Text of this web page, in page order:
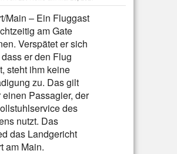
Main – Ein Fluggast
am Gate
Verspätet er sich
er den Flug
steht ihm keine
zu. Das gilt
einen Passagier, der
des
nutzt. Das
das Landgericht
am Main.